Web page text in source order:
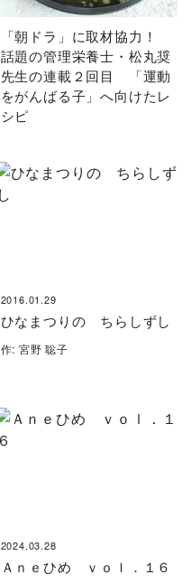
「朝ドラ」に取材協力！
話題の管理栄養士・松丸奨
先生の連載２回目 「運動
をがんばる子」へ向けたレ
シピ
2016.01.29
ひなまつりの ちらしずし
作: 宮野 聡子
2024.03.28
Ａｎｅひめ ｖｏｌ．１６